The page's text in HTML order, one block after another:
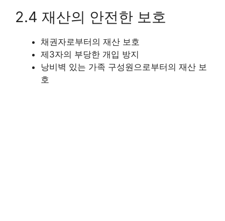
2.4 재산의 안전한 보호
채권자로부터의 재산 보호
제3자의 부당한 개입 방지
낭비벽 있는 가족 구성원으로부터의 재산 보
호